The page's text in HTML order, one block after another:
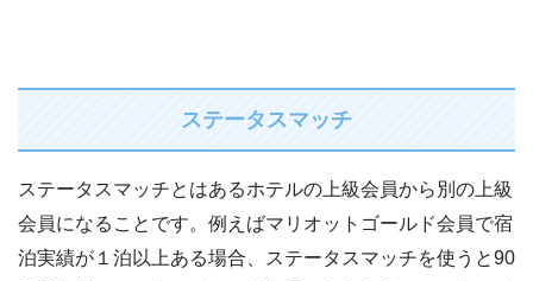
ステータスマッチ
ステータスマッチとはあるホテルの上級会員から別の上級
会員になることです。例えばマリオットゴールド会員で宿
泊実績が１泊以上ある場合、ステータスマッチを使うと90